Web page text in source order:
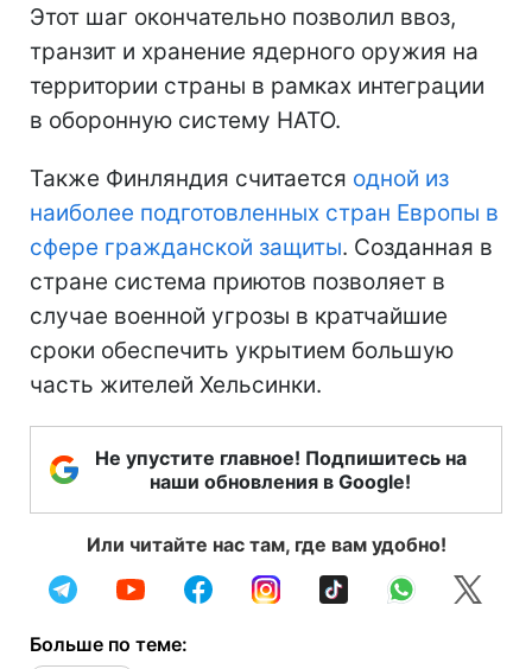
Этот шаг окончательно позволил ввоз,
транзит и хранение ядерного оружия на
территории страны в рамках интеграции
в оборонную систему НАТО.
Также Финляндия считается одной из
наиболее подготовленных стран Европы в
сфере гражданской защиты. Созданная в
стране система приютов позволяет в
случае военной угрозы в кратчайшие
сроки обеспечить укрытием большую
часть жителей Хельсинки.
Не упустите главное! Подпишитесь на
наши обновления в Google!
Или читайте нас там, где вам удобно!
Больше по теме: